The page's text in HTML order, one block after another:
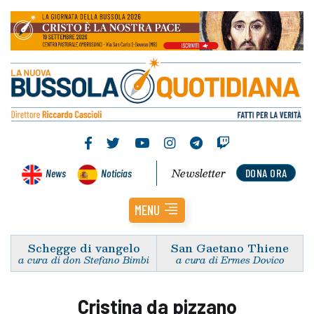
News Noticias DONA ORA
Newsletter
MENU
Schegge di vangelo
a cura di don Stefano Bimbi
San Gaetano Thiene
a cura di Ermes Dovico
Cristina da pizzano